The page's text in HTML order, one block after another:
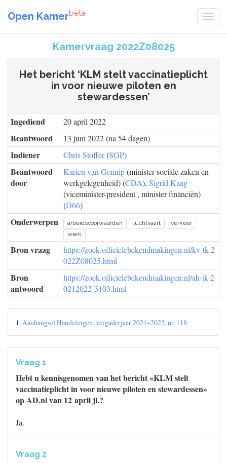
Open Kamerbeta
Kamervraag 2022Z08025
Het bericht ‘KLM stelt vaccinatieplicht
in voor nieuwe piloten en
stewardessen’
Ingediend 20 april 2022
Beantwoord 13 juni 2022 (na 54 dagen)
Indiener Chris Stoffer(SGP)
Beantwoord
door
Karien van Gennip(minister sociale zaken en
werkgelegenheid) (CDA), Sigrid Kaag
(viceminister-president , minister financiën)
(D66)
Onderwerpen arbeidsvoorwaarden luchtvaart
verkeer
werk
Bron vraag
https://zoek.officielebekendmakingen.nl/kv-tk-2
022Z08025.html
Bron
antwoord
https://zoek.officielebekendmakingen.nl/ah-tk-2
0212022-3103.html
1.Aanhangsel Handelingen, vergaderjaar 2021–2022, nr. 118
Vraag 1
Hebt u kennisgenomen van het bericht «KLM stelt
vaccinatieplicht in voor nieuwe piloten en stewardessen»
op AD.nl van 12 april jl.?
Ja.
Vraag 2